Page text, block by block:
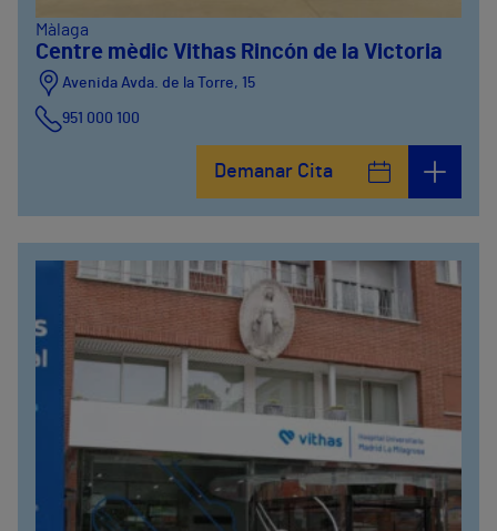
Màlaga
Centre mèdic Vithas Rincón de la Victoria
Avenida Avda. de la Torre, 15
951 000 100
951 000 100
Demanar Cita